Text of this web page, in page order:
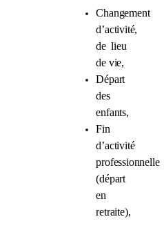
Changement
d’activité,
de lieu
de vie,
Départ
des
enfants,
Fin
d’activité
professionnelle
(départ
en
retraite),